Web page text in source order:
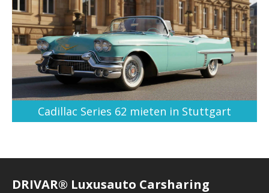
Cadillac Series 62 mieten in Stuttgart
DRIVAR® Luxusauto Carsharing